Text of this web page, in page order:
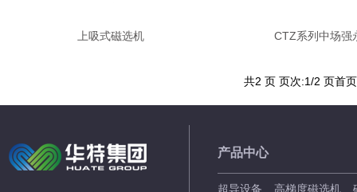
上吸式磁选机 CTZ系列中场强
共2 页 页次:1/2 页首页
产品中心
超导设备 高梯度磁选机